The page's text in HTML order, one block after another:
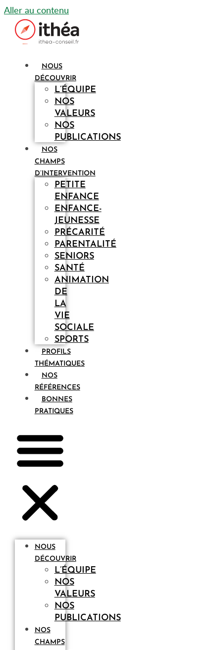
Aller au contenu
NOUS
DÉCOUVRIR
L’ÉQUIPE
NOS
VALEURS
NOS
PUBLICATIONS
NOS
CHAMPS
D’INTERVENTION
PETITE
ENFANCE
ENFANCE-
JEUNESSE
PRÉCARITÉ
PARENTALITÉ
SENIORS
SANTÉ
ANIMATION
DE
LA
VIE
SOCIALE
SPORTS
PROFILS
THÉMATIQUES
NOS
RÉFÉRENCES
BONNES
PRATIQUES
NOUS
DÉCOUVRIR
L’ÉQUIPE
NOS
VALEURS
NOS
PUBLICATIONS
NOS
CHAMPS